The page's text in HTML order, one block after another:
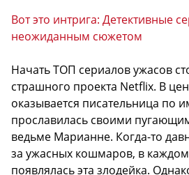
Вот это интрига: Детективные
неожиданным сюжетом
Начать ТОП сериалов ужасов
страшного проекта Netflix. В
оказывается писательница по
прославилась своими
ведьме Марианне. Когда-то
за ужасных кошмаров, в
появлялась эта злодейка.